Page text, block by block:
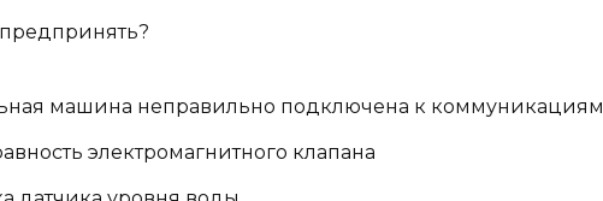
машина неправильно подключена к коммуникациям
электромагнитного клапана